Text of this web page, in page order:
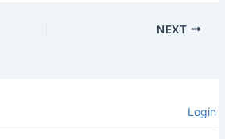
NEXT
Login